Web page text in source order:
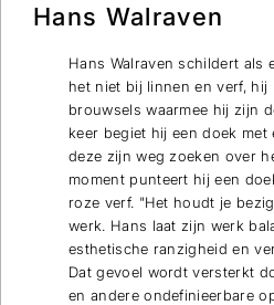
Hans Walraven
Hans Walraven schildert als
het niet bij linnen en verf, hij
brouwsels waarmee hij zijn
keer begiet hij een doek met
deze zijn weg zoeken over
moment punteert hij een
roze verf. "Het houdt je
werk. Hans laat zijn werk
esthetische ranzigheid en
Dat gevoel wordt versterkt
en andere ondefinieerbare